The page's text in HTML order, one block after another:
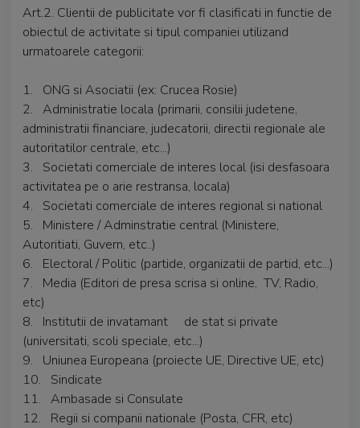
Art.2. Clientii de publicitate vor fi clasificati in functie de
obiectul de activitate si tipul companiei utilizand
urmatoarele categorii:
1. ONG si Asociatii (ex: Crucea Rosie)
2. Administratie locala (primarii, consilii judetene,
administratii financiare, judecatorii, directii regionale ale
autoritatilor centrale, etc...)
3. Societati comerciale de interes local (isi desfasoara
activitatea pe o arie restransa, locala)
4. Societati comerciale de interes regional si national
5. Ministere / Adminstratie central (Ministere,
Autoritiati, Guvern, etc..)
6. Electoral / Politic (partide, organizatii de partid, etc...)
7. Media (Editori de presa scrisa si online, TV, Radio,
etc)
8. Institutii de invatamant de stat si private
(universitati, scoli speciale, etc...)
9. Uniunea Europeana (proiecte UE, Directive UE, etc)
10. Sindicate
11. Ambasade si Consulate
12. Regii si companii nationale (Posta, CFR, etc)